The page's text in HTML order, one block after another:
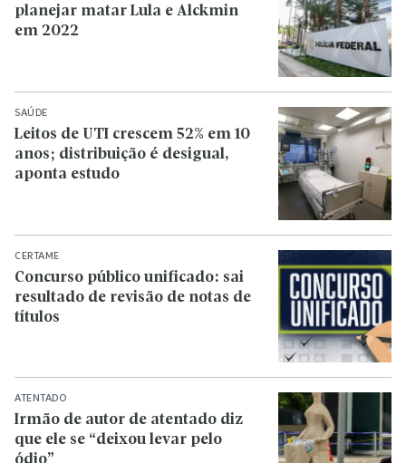
planejar matar Lula e Alckmin
em 2022
SAÚDE
Leitos de UTI crescem 52% em 10
anos; distribuição é desigual,
aponta estudo
CERTAME
Concurso público unificado: sai
resultado de revisão de notas de
títulos
ATENTADO
Irmão de autor de atentado diz
que ele se “deixou levar pelo